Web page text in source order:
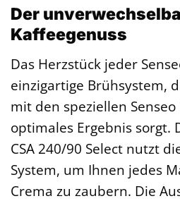
Der
Kaffeegenuss
Das Herzstück jeder
einzigartige Brühsystem,
mit den speziellen
optimales Ergebnis sorgt.
CSA 240/90 Select nutzt
System, um Ihnen jedes
Crema zu zaubern. Die